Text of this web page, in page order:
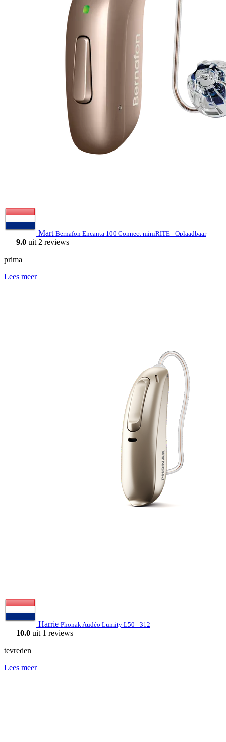
Mart Bernafon Encanta 100 Connect miniRITE - Oplaadbaar
9.0 uit 2 reviews
prima
Lees meer
Harrie Phonak Audéo Lumity L50 - 312
10.0 uit 1 reviews
tevreden
Lees meer